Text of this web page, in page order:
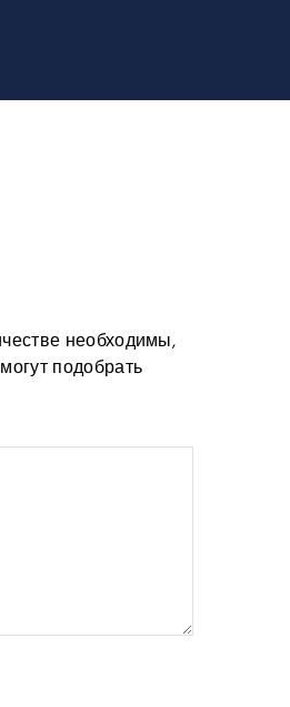
необходимы,
подобрать